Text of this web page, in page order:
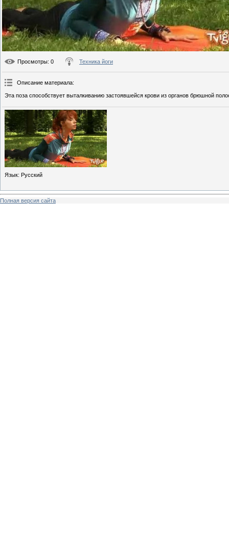
Просмотры: 0 Техника йоги
Описание материала:
Эта поза способствует выталкиванию застоявшейся крови из органов брюшной
Язык: Русский
Полная версия сайта